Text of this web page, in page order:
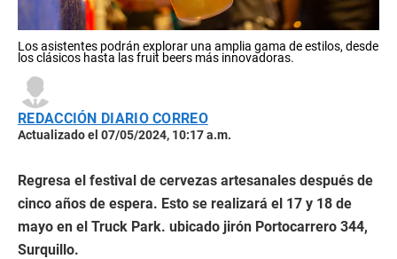
Los asistentes podrán explorar una amplia gama de estilos, desde
los clásicos hasta las fruit beers más innovadoras.
REDACCIÓN DIARIO CORREO
Actualizado el 07/05/2024, 10:17 a.m.
Regresa el festival de cervezas artesanales después de
cinco años de espera. Esto se realizará el 17 y 18 de
mayo en el Truck Park. ubicado jirón Portocarrero 344,
Surquillo.